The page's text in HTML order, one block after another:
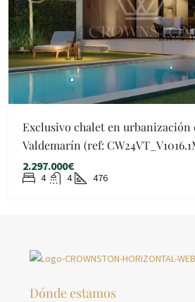
Exclusivo chalet en urbanización
Valdemarín (ref:
2.297.000€
4 4 476
Dónde estamos